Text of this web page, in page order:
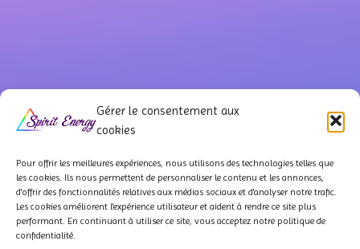
Gérer le consentement aux
cookies
Pour offrir les meilleures expériences, nous utilisons des technologies telles que
les cookies. Ils nous permettent de personnaliser le contenu et les annonces,
d'offrir des fonctionnalités relatives aux médias sociaux et d'analyser notre trafic.
Les cookies améliorent l'expérience utilisateur et aident à rendre ce site plus
performant. En continuant à utiliser ce site, vous acceptez notre politique de
confidentialité.
QUI SOMMES-NOUS ? À PROPOS NOS PARTENAIRES